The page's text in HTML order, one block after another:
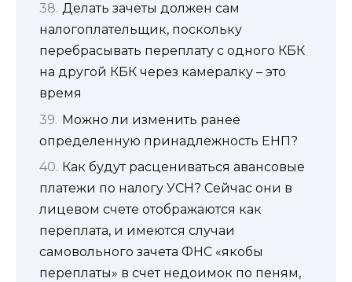
Делать зачеты должен сам
налогоплательщик, поскольку
перебрасывать переплату с одного КБК
на другой КБК через камералку – это
время
Можно ли изменить ранее
определенную принадлежность ЕНП?
Как будут расцениваться авансовые
платежи по налогу УСН? Сейчас они в
лицевом счете отображаются как
переплата, и имеются случаи
самовольного зачета ФНС «якобы
переплаты» в счет недоимок по пеням,